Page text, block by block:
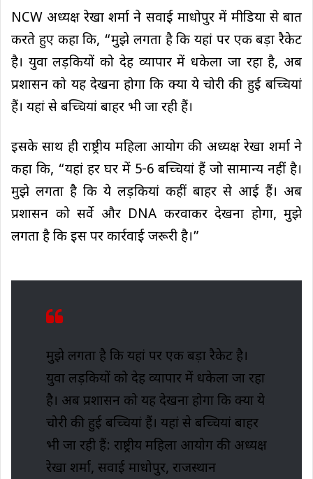
NCW अध्यक्ष रेखा शर्मा ने सवाई माधोपुर में मीडिया से बात
करते हुए कहा कि, “मुझे लगता है कि यहां पर एक बड़ा रैकेट
है। युवा लड़कियों को देह व्यापार में धकेला जा रहा है, अब
प्रशासन को यह देखना होगा कि क्या ये चोरी की हुई बच्चियां
हैं। यहां से बच्चियां बाहर भी जा रही हैं।
इसके साथ ही राष्ट्रीय महिला आयोग की अध्यक्ष रेखा शर्मा ने
कहा कि, “यहां हर घर में 5-6 बच्चियां हैं जो सामान्य नहीं है।
मुझे लगता है कि ये लड़कियां कहीं बाहर से आई हैं। अब
प्रशासन को सर्वे और DNA करवाकर देखना होगा, मुझे
लगता है कि इस पर कार्रवाई जरूरी है।”
मुझे लगता है कि यहां पर एक बड़ा रैकेट है।
युवा लड़कियों को देह व्यापार में धकेला जा रहा
है। अब प्रशासन को यह देखना होगा कि क्या ये
चोरी की हुई बच्चियां हैं। यहां से बच्चियां बाहर
भी जा रही हैं: राष्ट्रीय महिला आयोग की अध्यक्ष
रेखा शर्मा, सवाई माधोपुर, राजस्थान